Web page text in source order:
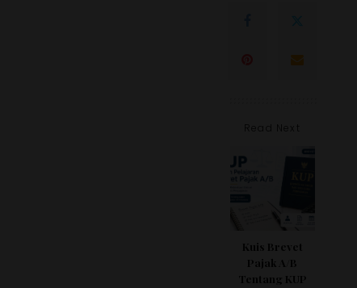
Read Next
Kuis Brevet
Pajak A/B
Tentang KUP